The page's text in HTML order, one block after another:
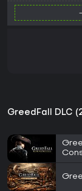
GreedFall DLC